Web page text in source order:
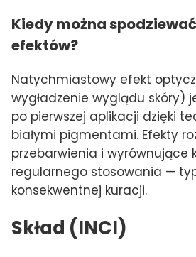
Kiedy można
efektów?
Natychmiastowy efekt
wygładzenie wyglądu skóry)
po pierwszej aplikacji dzięki
białymi pigmentami. Efekty
przebarwienia i wyrównujące
regularnego stosowania —
konsekwentnej kuracji.
Skład (INCI)